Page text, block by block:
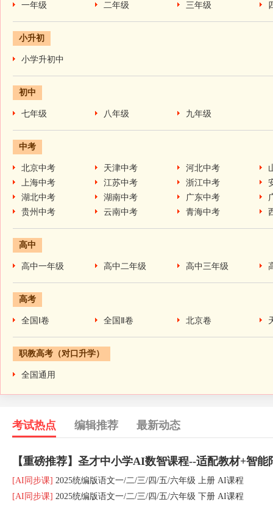
一年级 二年级 三年级
小升初
小学升初中
初中
七年级 八年级 九年级
中考
北京中考 天津中考 河北中考
上海中考
江苏中考 浙江中考
湖北中考
湖南中考 广东中考
贵州中考
云南中考 青海中考
高中
高中一年级 高中二年级 高中三年级
高考
全国Ⅰ卷 全国Ⅱ卷 北京卷
职教高考（对口升学）
全国通用
考试热点 编辑推荐 最新动态
【重磅推荐】圣才中小学AI数智课程--适配教材+智能
[AI同步课] 2025统编版语文一/二/三/四/五/六年级 上册 AI课程
[AI同步课] 2025统编版语文一/二/三/四/五/六年级 下册 AI课程